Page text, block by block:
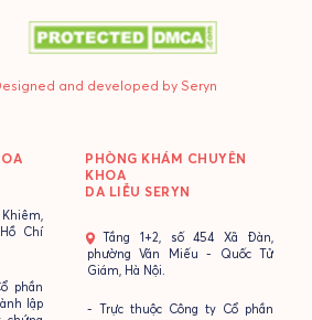
and developed by Seryn
Chí
phần
lập
PHÒNG KHÁM CHUYÊN
KHOA
DA LIỄU SERYN
- Tầng 1+2, số 454 Xã Đàn,
phường Văn Miếu - Quốc Tử
Giám, Hà Nội.
- Trực thuộc Công ty Cổ phần